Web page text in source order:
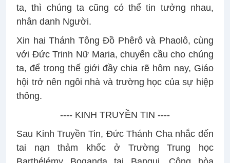
ta, thì chúng ta cũng có thể tin tưởng nhau,
nhân danh Người.
Xin hai Thánh Tông Đồ Phêrô và Phaolô, cùng
với Đức Trinh Nữ Maria, chuyển cầu cho chúng
ta, để trong thế giới đầy chia rẽ hôm nay, Giáo
hội trở nên ngôi nhà và trường học của sự hiệp
thông.
---- KINH TRUYỀN TIN ----
Sau Kinh Truyền Tin, Đức Thánh Cha nhắc đến
tai nạn thảm khốc ở Trường Trung học